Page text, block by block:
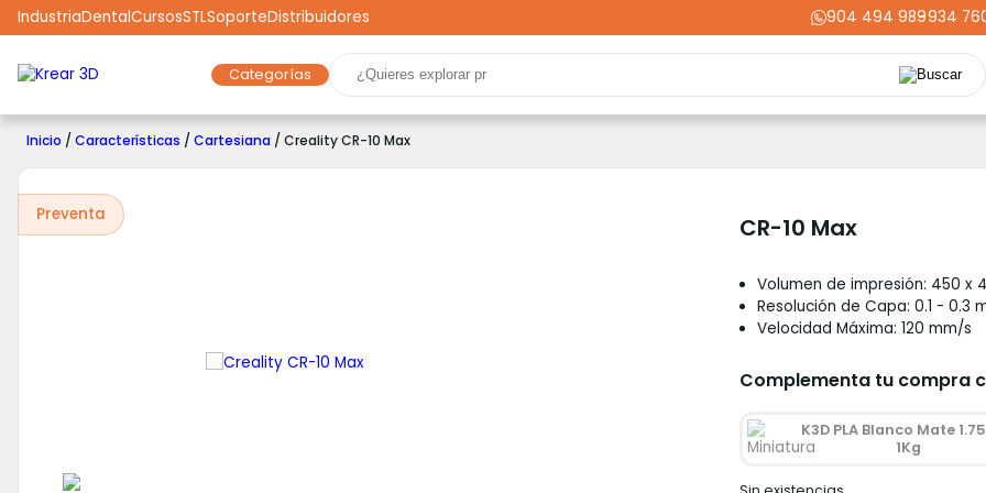
IndustriaDentalCursosSTLSoporteDistribuidores 904 494 989
-934
Categorías
Marcas Impresoras 3D Filamentos
Robótica
Scooters Drones Realidad Virtual Gaming Energía Dental Industria Liquidaciones
Inicio / Características / Cartesiana / Creality CR-10 Max
Preventa CR-10 Max
Volumen de impresión: 450 x
Resolución de Capa: 0.1 - 0.3
Velocidad Máxima: 120 mm/s
Complementa tu compra
K3D PLA Blanco Mate
1Kg